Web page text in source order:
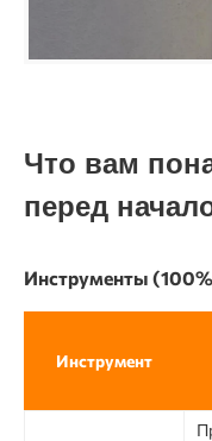
Что вам
перед
Инструменты
Инструмент